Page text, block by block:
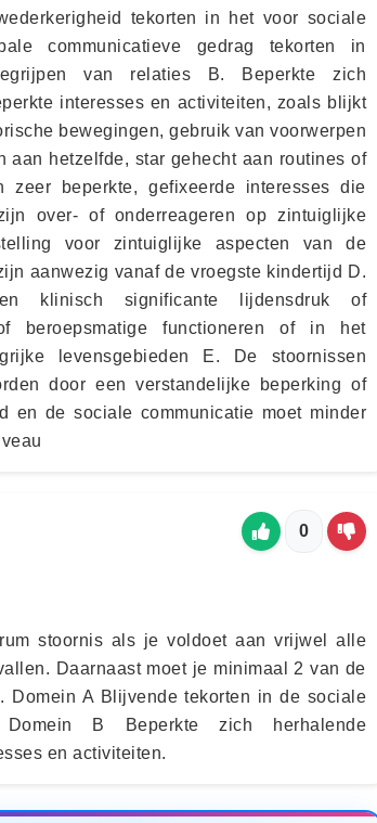
tekorten in het voor sociale
communicatieve gedrag tekorten in
van relaties B. Beperkte zich
interesses en activiteiten, zoals blijkt
bewegingen, gebruik van voorwerpen
aan hetzelfde, star gehecht aan routines of
zeer beperkte, gefixeerde interesses die
over- of onderreageren op zintuiglijke
voor zintuiglijke aspecten van de
aanwezig vanaf de vroegste kindertijd D.
klinisch significante lijdensdruk of
beroepsmatige functioneren of in het
levensgebieden E. De stoornissen
door een verstandelijke beperking of
en de sociale communicatie moet minder
0
stoornis als je voldoet aan vrijwel alle
Daarnaast moet je minimaal 2 van de
Domein A Blijvende tekorten in de sociale
Domein B Beperkte zich herhalende
en activiteiten.